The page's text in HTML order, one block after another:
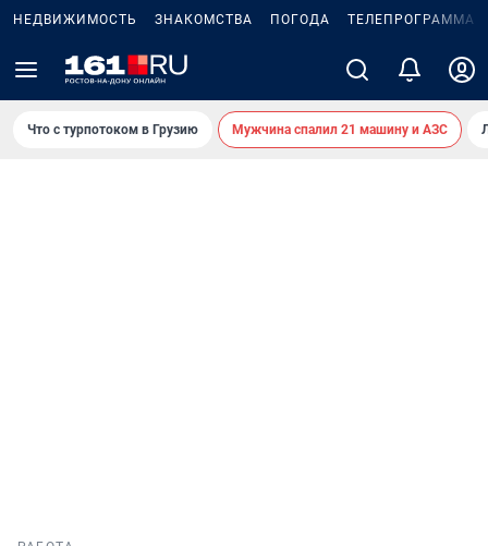
НЕДВИЖИМОСТЬ ЗНАКОМСТВА ПОГОДА ТЕЛЕПРОГРАММА
Что с турпотоком в Грузию Мужчина спалил 21 машину и АЗС